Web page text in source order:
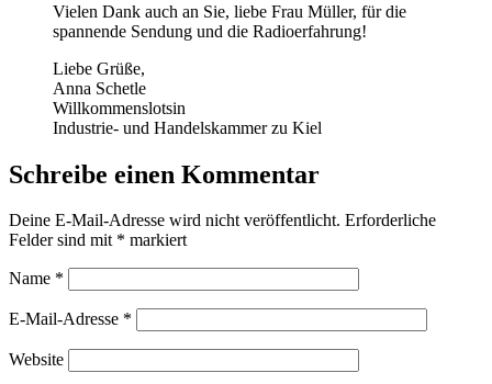
Vielen Dank auch an Sie, liebe Frau Müller, für die
spannende Sendung und die Radioerfahrung!
Liebe Grüße,
Anna Schetle
Willkommenslotsin
Industrie- und Handelskammer zu Kiel
Schreibe einen Kommentar
Deine E-Mail-Adresse wird nicht veröffentlicht. Erforderliche
Felder sind mit * markiert
Name *
E-Mail-Adresse *
Website